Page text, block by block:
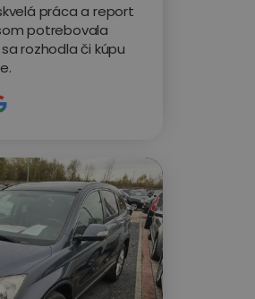
práca a report
potrebovala
rozhodla či kúpu